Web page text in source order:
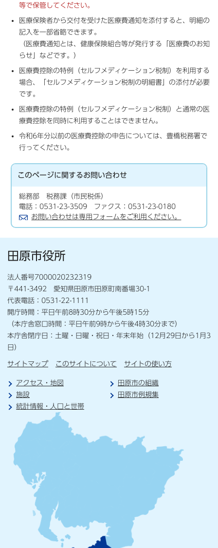
等で保管してください。
医療保険者から交付を受けた医療費通知を添付すると、明細の
記入を一部省略できます。
（医療費通知とは、健康保険組合等が発行する「医療費のお知
らせ」などです。）
医療費控除の特例（セルフメディケーション税制）を利用する
場合、「セルフメディケーション税制の明細書」の添付が必要
です。
医療費控除の特例（セルフメディケーション税制）と通常の医
療費控除を同時に利用することはできません。
令和6年分以前の医療費控除の申告については、豊橋税務署で
行ってください。
このページに関するお問い合わせ
総務部 税務課（市民税係）
電話：0531-23-3509 ファクス：0531-23-0180
お問い合わせは専用フォームをご利用ください。
田原市役所
法人番号7000020232319
〒441-3492 愛知県田原市田原町南番場30-1
代表電話：0531-22-1111
開庁時間：平日午前8時30分から午後5時15分
（本庁舎窓口時間：平日午前9時から午後4時30分まで）
本庁舎閉庁日：土曜・日曜・祝日・年末年始（12月29日から1月3
日）
サイトマップ このサイトについて サイトの使い方
アクセス・地図
田原市の組織
施設
田原市例規集
統計情報・人口と世帯